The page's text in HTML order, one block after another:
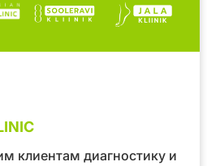
клиентам диагностику и